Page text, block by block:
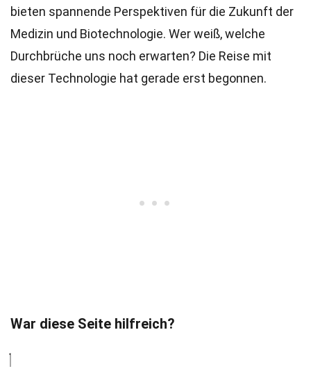
bieten spannende Perspektiven für die Zukunft der
Medizin und Biotechnologie. Wer weiß, welche
Durchbrüche uns noch erwarten? Die Reise mit
dieser Technologie hat gerade erst begonnen.
War diese Seite hilfreich?